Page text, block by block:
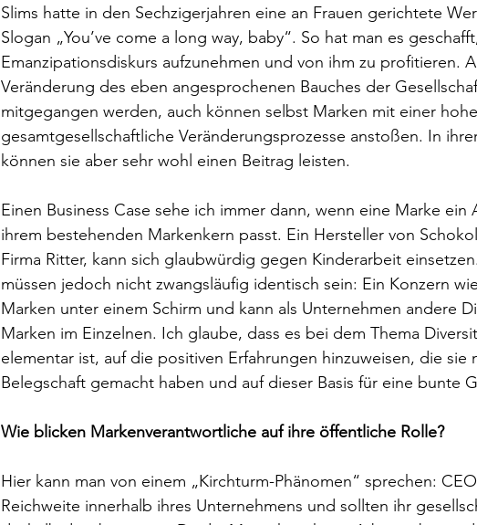
Slims hatte in den Sechzigerjahren eine an Frauen gerichtete
Slogan „You’ve come a long way, baby“. So hat man es
Emanzipationsdiskurs aufzunehmen und von ihm zu profitieren.
Veränderung des eben angesprochenen Bauches der
mitgegangen werden, auch können selbst Marken mit einer
gesamtgesellschaftliche Veränderungsprozesse anstoßen. In
können sie aber sehr wohl einen Beitrag leisten.
Einen Business Case sehe ich immer dann, wenn eine Marke ein
ihrem bestehenden Markenkern passt. Ein Hersteller von
Firma Ritter, kann sich glaubwürdig gegen Kinderarbeit
müssen jedoch nicht zwangsläufig identisch sein: Ein Konzern
Marken unter einem Schirm und kann als Unternehmen andere
Marken im Einzelnen. Ich glaube, dass es bei dem Thema
elementar ist, auf die positiven Erfahrungen hinzuweisen, die sie
Belegschaft gemacht haben und auf dieser Basis für eine bunte
Wie blicken Markenverantwortliche auf ihre öffentliche Rolle?
Hier kann man von einem „Kirchturm-Phänomen“ sprechen:
Reichweite innerhalb ihres Unternehmens und sollten ihr